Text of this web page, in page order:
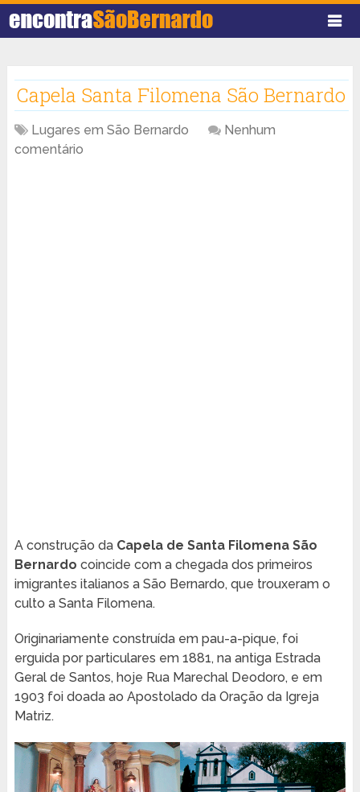
Capela Santa Filomena São Bernardo
Lugares em São Bernardo
Nenhum
comentário
A construção da Capela de Santa Filomena São
Bernardo coincide com a chegada dos primeiros
imigrantes italianos a São Bernardo, que trouxeram o
culto a Santa Filomena.
Originariamente construída em pau-a-pique, foi
erguida por particulares em 1881, na antiga Estrada
Geral de Santos, hoje Rua Marechal Deodoro, e em
1903 foi doada ao Apostolado da Oração da Igreja
Matriz.